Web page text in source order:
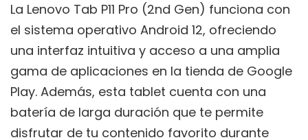
La Lenovo Tab P11 Pro (2nd Gen) funciona con
el sistema operativo Android 12, ofreciendo
una interfaz intuitiva y acceso a una amplia
gama de aplicaciones en la tienda de Google
Play. Además, esta tablet cuenta con una
batería de larga duración que te permite
disfrutar de tu contenido favorito durante